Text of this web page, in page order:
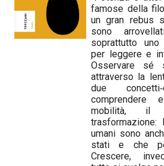
famose della
un gran rebus
sono
soprattutto uno
per leggere e
Osservare
attraverso la
due
mobilità, il
umani sono
stati e che
Crescere,